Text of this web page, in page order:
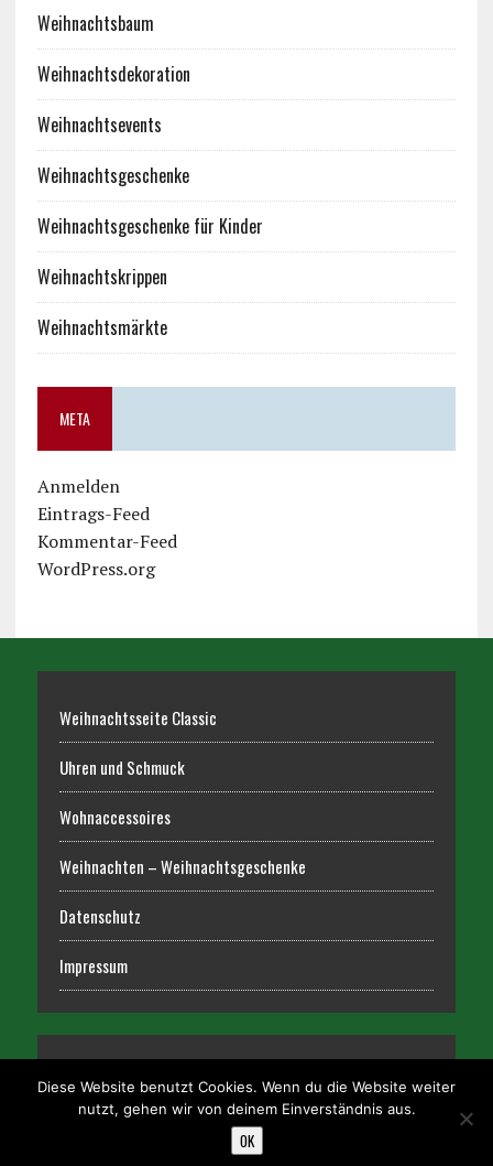
Weihnachtsbaum
Weihnachtsdekoration
Weihnachtsevents
Weihnachtsgeschenke
Weihnachtsgeschenke für Kinder
Weihnachtskrippen
Weihnachtsmärkte
META
Anmelden
Eintrags-Feed
Kommentar-Feed
WordPress.org
Weihnachtsseite Classic
Uhren und Schmuck
Wohnaccessoires
Weihnachten – Weihnachtsgeschenke
Datenschutz
Impressum
COPYRIGHT 2026 | MH NEWSDESK VON
Diese Website benutzt Cookies. Wenn du die Website weiter
nutzt, gehen wir von deinem Einverständnis aus.
OK